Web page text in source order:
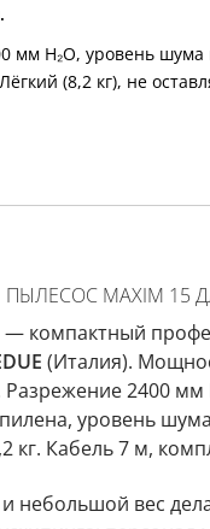
мм H₂O, уровень шума
(8,2 кг), не
MAXIM 15
— компактный
(Италия).
Разрежение 2400
уровень
кг. Кабель 7 м,
небольшой вес